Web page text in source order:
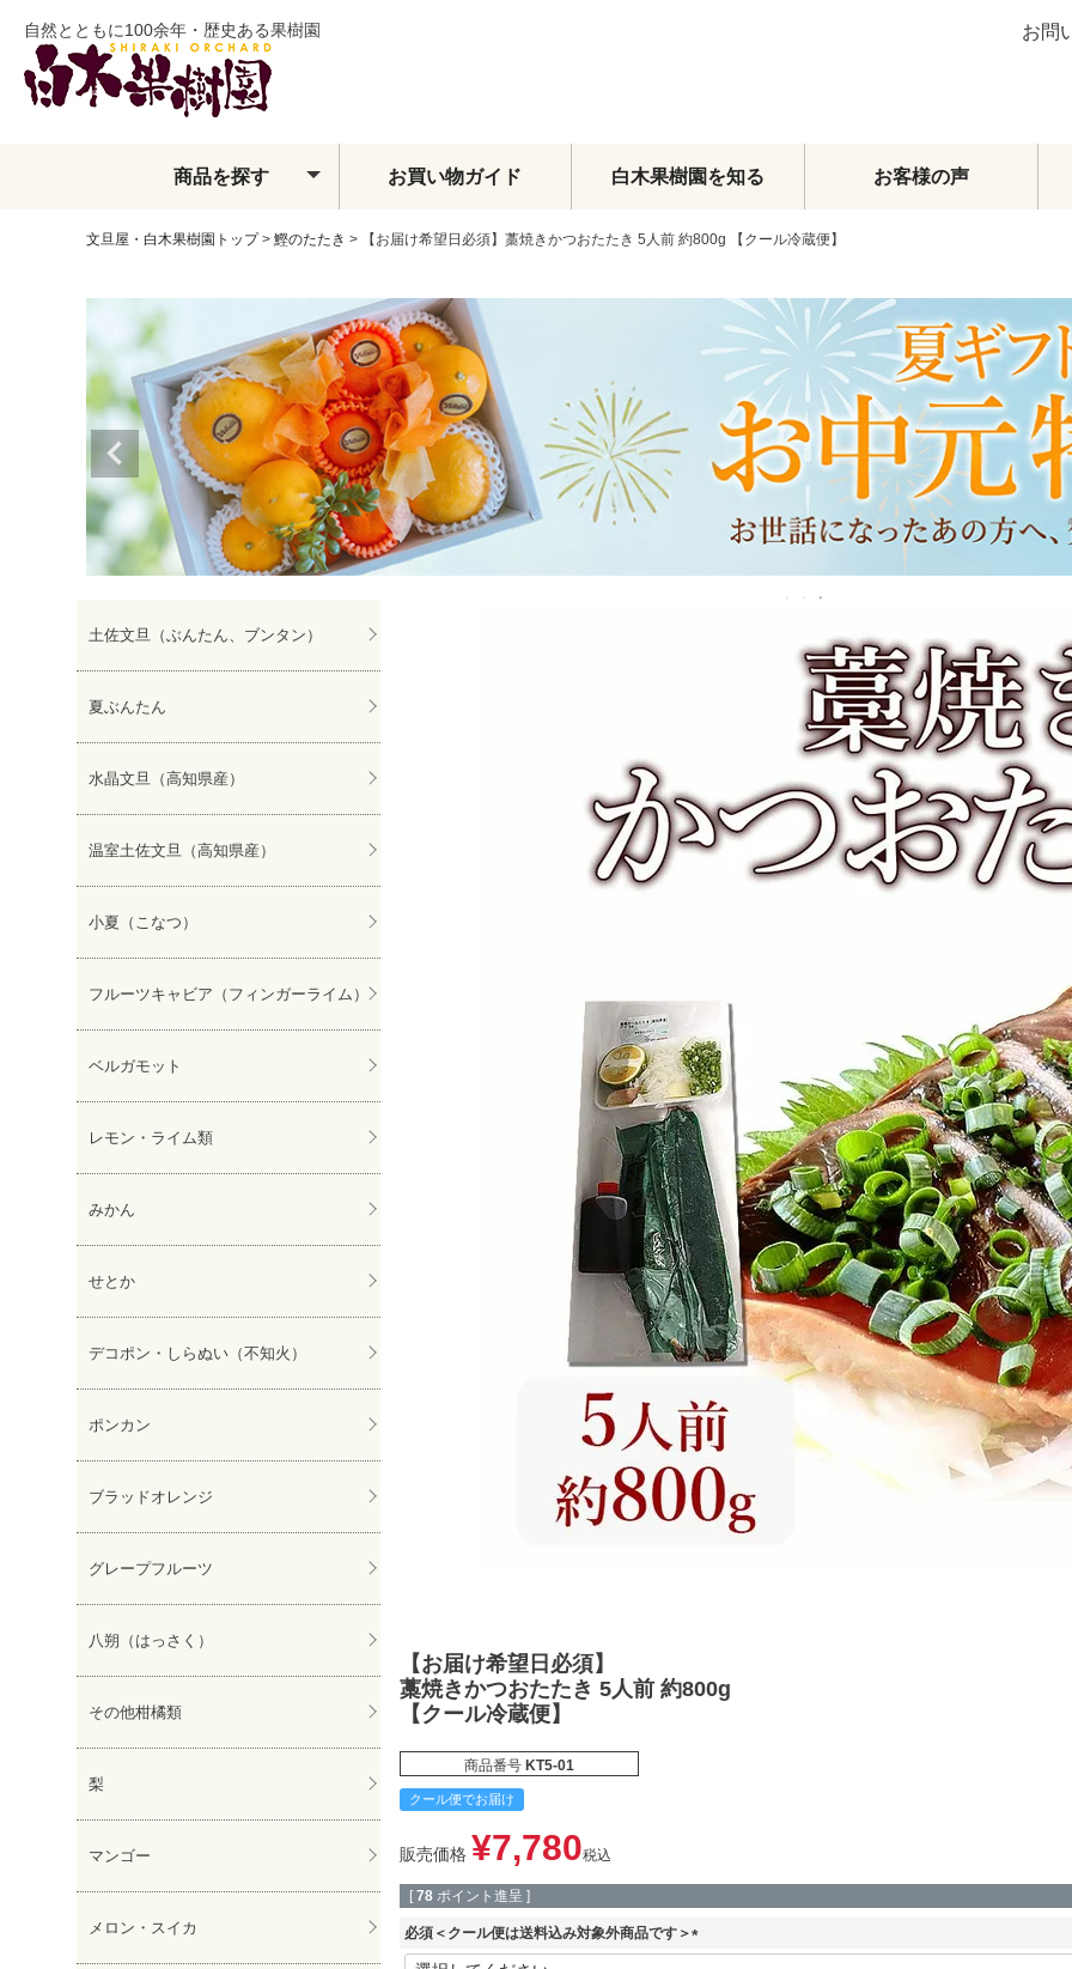
自然とともに100余年・歴史ある果樹園 お問
商品を探す
土佐文旦
水晶文旦
温室土佐文旦
小夏
フィンガーライム
ベルガモット
レモン・ライム類
みかん
せとか
しらぬい
ぽんかん
ブラッドオレンジ
その他柑橘類
メロン・スイカ
その他フルーツ
フルーツトマト
頒布会
オーダーメイドフルーツセット
旬のおまかせセット
お買い物ガイド 白木果樹園を知る お客様の声
文旦屋・白木果樹園トップ 鰹のたたき 【お届け希望日必須】藁焼きかつおたたき 5人前 約800g 【クール冷蔵便】
土佐文旦（ぶんたん、ブンタン）
夏ぶんたん
水晶文旦（高知県産）
温室土佐文旦（高知県産）
小夏（こなつ）
フルーツキャビア（フィンガーライム）
ベルガモット
レモン・ライム類
みかん
せとか
デコポン・しらぬい（不知火）
ポンカン
ブラッドオレンジ
グレープフルーツ
八朔（はっさく）
その他柑橘類
梨
マンゴー
メロン・スイカ
【お届け希望日必須】
藁焼きかつおたたき 5人前 約800g
【クール冷蔵便】
商品番号 KT5-01
クール便でお届け
販売価格 ¥7,780税込
[ 78 ポイント進呈 ]
必須＜クール便は送料込み対象外商品です＞
(